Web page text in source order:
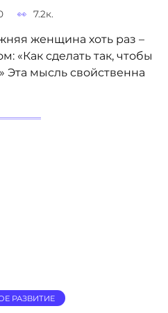
7.2к.
женщина хоть раз –
«Как сделать так, чтобы
мысль свойственна
РАЗВИТИЕ